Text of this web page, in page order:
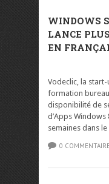
WINDOWS
LANCE
EN
Vodeclic, la
formation
disponibilité de
d’Apps Windows
semaines dans
0